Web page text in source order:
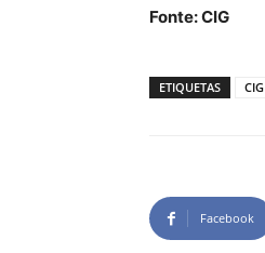
Fonte: CIG
ETIQUETAS CIG
Facebook